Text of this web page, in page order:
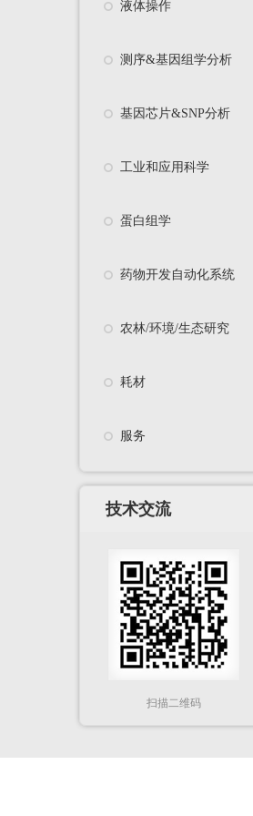
液体操作
测序&基因组学分析
基因芯片&SNP分析
工业和应用科学
蛋白组学
药物开发自动化系统
农林/环境/生态研究
耗材
服务
技术交流
扫描二维码